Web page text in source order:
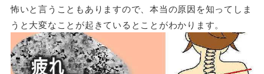
怖いと言うこともありますので、本当の原因を知ってしま
うと大変なことが起きているとことがわかります。